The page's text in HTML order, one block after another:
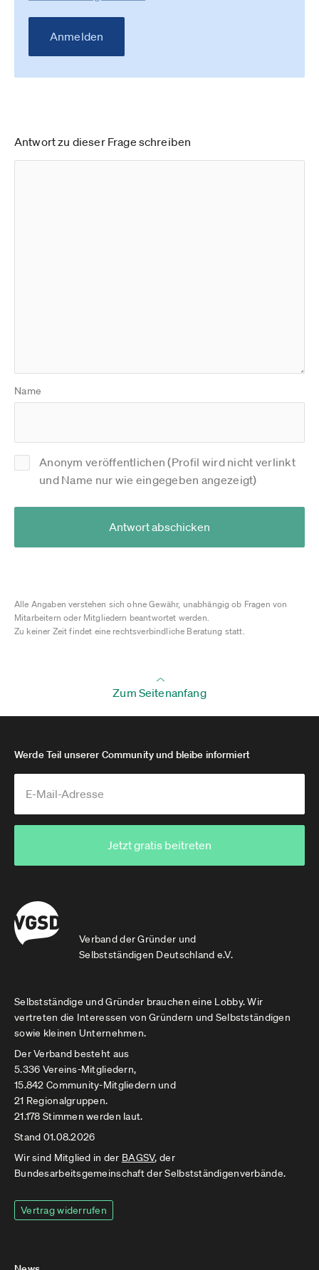
Anmelden
Antwort zu dieser Frage schreiben
Name
Anonym veröffentlichen (Profil wird nicht verlinkt
und Name nur wie eingegeben angezeigt)
Antwort abschicken
Alle Angaben verstehen sich ohne Gewähr, unabhängig ob Fragen von
Mitarbeitern oder Mitgliedern beantwortet werden.
Zu keiner Zeit findet eine rechtsverbindliche Beratung statt.
Zum Seitenanfang
Verband der Gründer und
Selbstständigen Deutschland e.V.
Werde Teil unserer Community und bleibe informiert
Jetzt gratis beitreten
Selbstständige und Gründer brauchen eine Lobby. Wir
vertreten die Interessen von Gründern und Selbstständigen
sowie kleinen Unternehmen.
Der Verband besteht aus
5.336 Vereins-Mitgliedern,
15.842 Community-Mitgliedern und
21 Regionalgruppen.
21.178 Stimmen werden laut.
Stand 01.08.2026
Wir sind Mitglied in der BAGSV, der
Bundesarbeitsgemeinschaft der Selbstständigenverbände.
Vertrag widerrufen